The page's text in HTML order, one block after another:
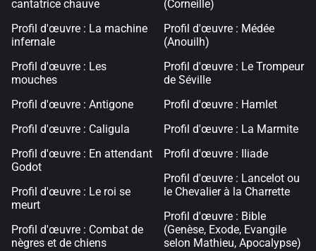
cantatrice chauve
Profil d'œuvre : La machine
infernale
Profil d'œuvre : Les
mouches
Profil d'œuvre : Antigone
Profil d'œuvre : Caligula
Profil d'œuvre : En attendant
Godot
Profil d'œuvre : Le roi se
meurt
Profil d'œuvre : Combat de
nègres et de chiens
(Corneille)
Profil d'œuvre : Médée
(Anouilh)
Profil d'œuvre : Le Trompeur
de Séville
Profil d'œuvre : Hamlet
Profil d'œuvre : La Marmite
Profil d'œuvre : Iliade
Profil d'œuvre : Lancelot ou
le Chevalier à la Charrette
Profil d'œuvre : Bible
(Genèse, Exode, Evangile
selon Mathieu, Apocalypse)